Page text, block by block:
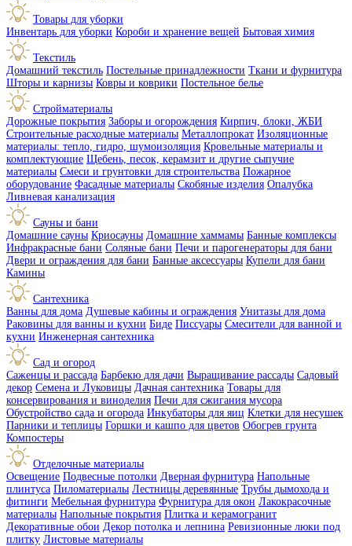
Товары для уборки
Инвентарь для уборки Короби и хранение вещей Бытовая химия
Текстиль
Домашний текстиль Постельные принадлежности Ткани и фурнитура
Шторы и карнизы Ковры и коврики Постельное белье
Стройматериалы
Дорожные покрытия Заборы и огорождения Кирпич, блоки, ЖБИ
Строительные расходные материалы Металлопрокат Изоляционные
материалы: тепло, гидро, шумоизоляция Кровельные материалы и
комплектующие Щебень, песок, керамзит и другие сыпучие
материалы Смеси и грунтовки для строительства Пожарное
оборудование Фасадные материалы Скобяные изделия Опалубка
Ливневая канализация
Сауны и бани
Домашние сауны Криосауны Домашние хаммамы Банные комплексы
Инфракрасные бани Соляные бани Печи и парогенераторы для бани
Двери и ограждения для бани Банные аксессуары Купели для бани
Камины
Сантехника
Ванны для дома Душевые кабины и ограждения Унитазы для дома
Раковины для ванны и кухни Биде Писсуары Смесители для ванной и
кухни Инженерная сантехника
Сад и огород
Саженцы и рассада Барбекю для дачи Выращивание рассады Садовый
декор Семена и Луковицы Дачная сантехника Товары для
консервирования и виноделия Печи для сжигания мусора
Обустройство сада и огорода Инкубаторы для яиц Клетки для несушек
Парники и теплицы Горшки и кашпо для цветов Обогрев грунта
Компостеры
Отделочные материалы
Освещение Подвесные потолки Дверная фурнитура Напольные
плинтуса Пиломатериалы Лестницы деревянные Трубы дымохода и
фитинги Мебельная фурнитура Фурнитура для окон Лакокрасочные
материалы Напольные покрытия Плитка и керамогранит
Декоративные обои Декор потолка и лепнина Ревизионные люки под
плитку Листовые материалы